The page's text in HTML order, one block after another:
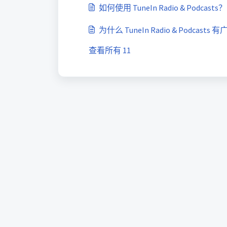
如何使用 TuneIn Radio & Podcasts？
为什么 TuneIn Radio & Podcasts 有
查看所有 11